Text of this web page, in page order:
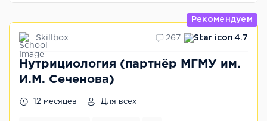
Рекомендуем
Skillbox 267 4.7
Нутрициология (партнёр МГМУ им.
И.М. Сеченова)
12 месяцев Для всех